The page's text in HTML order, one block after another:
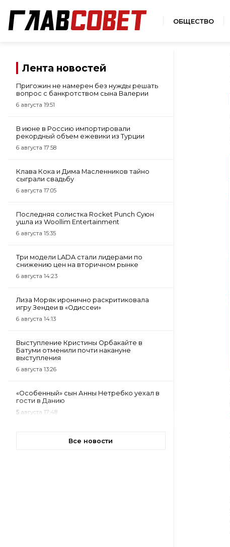
ОБЩЕСТВО
Лента новостей
Пригожин не намерен без нужды решать
вопрос с банкротством сына Валерии
6 августа 19:51
В июне в Россию импортировали
рекордный объем ежевики из Турции
6 августа 17:58
Клава Кока и Дима Масленников тайно
сыграли свадьбу
6 августа 17:05
Последняя солистка Rocket Punch Суюн
ушла из Woollim Entertainment
6 августа 15:35
Три модели LADA стали лидерами по
снижению цен на вторичном рынке
6 августа 14:23
Лиза Моряк иронично раскритиковала
игру Зендеи в «Одиссеи»
6 августа 14:13
Выступление Кристины Орбакайте в
Батуми отменили почти накануне
выступления
6 августа 13:26
«Особенный» сын Анны Нетребко уехал в
гости в Данию
5 августа 17:48
Все новости